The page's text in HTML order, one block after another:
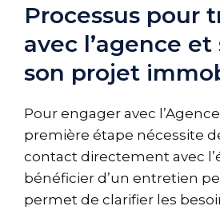
Processus pour
avec l’agence
son projet
Pour engager avec
première étape nécessite
contact directement avec
bénéficier d’un entretien
permet de clarifier les